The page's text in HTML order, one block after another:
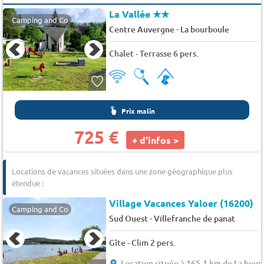
Camping and Co La Vallée★★
Centre Auvergne- La bourboule
Chalet - Terrasse 6 pers.
Prix malin
725 € + d'infos >
Locations de vacances situées dans une zone géographique plus
étendue :
Camping and Co Village Vacances Yaloer (16200)
Sud Ouest-Villefranche de panat
Gîte - Clim 2 pers.